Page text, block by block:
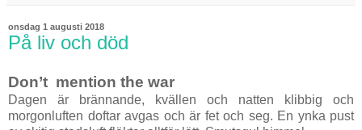
onsdag 1 augusti 2018
På liv och död
Don’t mention the war
Dagen är brännande, kvällen och natten klibbig och
morgonluften doftar avgas och är fet och seg. En ynka pust